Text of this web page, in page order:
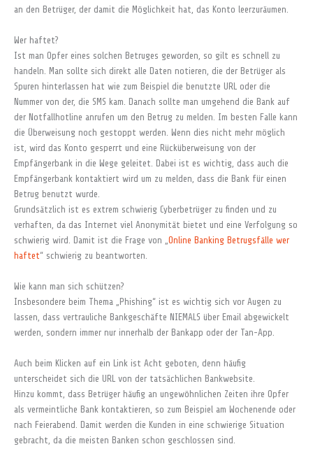
an den Betrüger, der damit die Möglichkeit hat, das Konto leerzuräumen.
Wer haftet?
Ist man Opfer eines solchen Betruges geworden, so gilt es schnell zu
handeln. Man sollte sich direkt alle Daten notieren, die der Betrüger als
Spuren hinterlassen hat wie zum Beispiel die benutzte URL oder die
Nummer von der, die SMS kam. Danach sollte man umgehend die Bank auf
der Notfallhotline anrufen um den Betrug zu melden. Im besten Falle kann
die Überweisung noch gestoppt werden. Wenn dies nicht mehr möglich
ist, wird das Konto gesperrt und eine Rücküberweisung von der
Empfängerbank in die Wege geleitet. Dabei ist es wichtig, dass auch die
Empfängerbank kontaktiert wird um zu melden, dass die Bank für einen
Betrug benutzt wurde.
Grundsätzlich ist es extrem schwierig Cyberbetrüger zu finden und zu
verhaften, da das Internet viel Anonymität bietet und eine Verfolgung so
schwierig wird. Damit ist die Frage von „ Online Banking Betrugsfälle wer
haftet“ schwierig zu beantworten.
Wie kann man sich schützen?
Insbesondere beim Thema „Phishing“ ist es wichtig sich vor Augen zu
lassen, dass vertrauliche Bankgeschäfte NIEMALS über Email abgewickelt
werden, sondern immer nur innerhalb der Bankapp oder der Tan-App.
Auch beim Klicken auf ein Link ist Acht geboten, denn häufig
unterscheidet sich die URL von der tatsächlichen Bankwebsite.
Hinzu kommt, dass Betrüger häufig an ungewöhnlichen Zeiten ihre Opfer
als vermeintliche Bank kontaktieren, so zum Beispiel am Wochenende oder
nach Feierabend. Damit werden die Kunden in eine schwierige Situation
gebracht, da die meisten Banken schon geschlossen sind.